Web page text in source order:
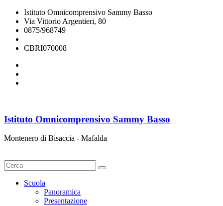
Istituto Omnicomprensivo Sammy Basso
Via Vittorio Argentieri, 80
0875/968749
CBRI070008
Istituto Omnicomprensivo Sammy Basso
Montenero di Bisaccia - Mafalda
Scuola
Panoramica
Presentazione